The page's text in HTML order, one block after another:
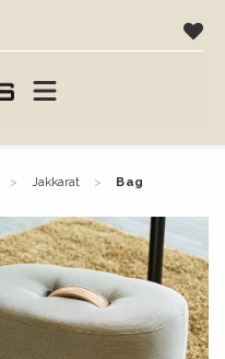
jakkarat bag